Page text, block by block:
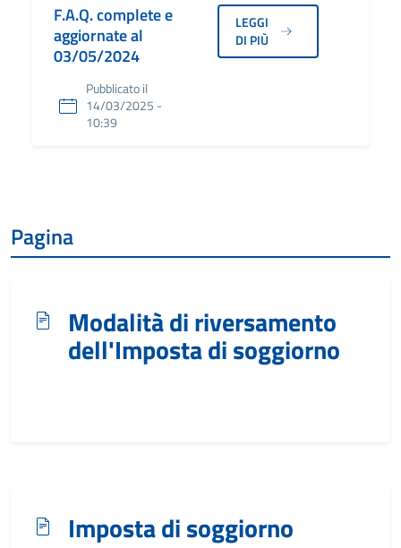
F.A.Q. complete e
aggiornate al
03/05/2024
Pubblicato il
14/03/2025 -
10:39
LEGGI
DI PIÙ
Pagina
Modalità di riversamento
dell'Imposta di soggiorno
Imposta di soggiorno